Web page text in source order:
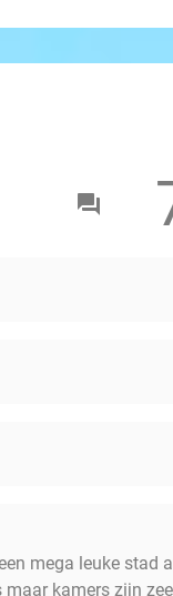
mega leuke
kamers zijn